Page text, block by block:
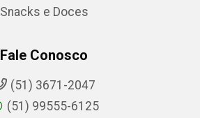
Snacks e Doces
Fale Conosco
(51) 3671-2047
(51) 99555-6125